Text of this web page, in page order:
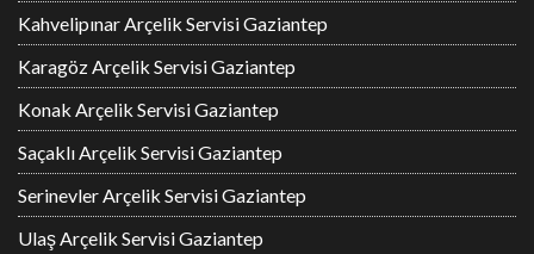
Kahvelipınar Arçelik Servisi Gaziantep
Karagöz Arçelik Servisi Gaziantep
Konak Arçelik Servisi Gaziantep
Saçaklı Arçelik Servisi Gaziantep
Serinevler Arçelik Servisi Gaziantep
Ulaş Arçelik Servisi Gaziantep